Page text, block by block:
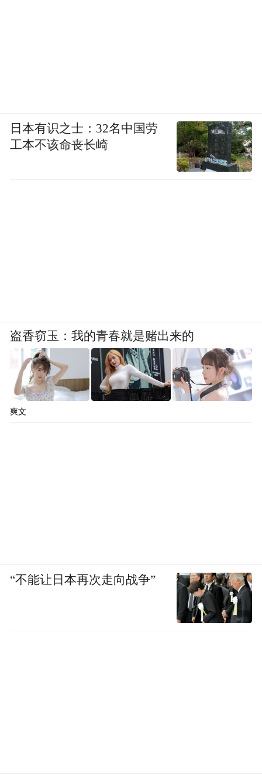
日本有识之士：32名中国劳
工本不该命丧长崎
盗香窃玉：我的青春就是赌出来的
爽文
“不能让日本再次走向战争”